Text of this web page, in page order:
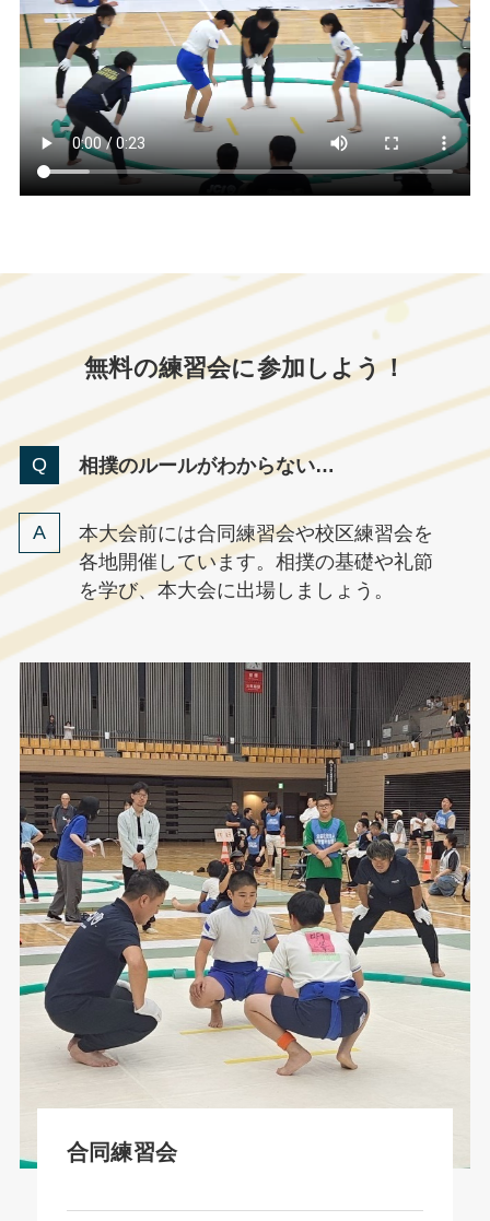
無料の練習会に参加しよう！
相撲のルールがわからない…
本大会前には合同練習会や校区練習会を
各地開催しています。相撲の基礎や礼節
を学び、本大会に出場しましょう。
合同練習会